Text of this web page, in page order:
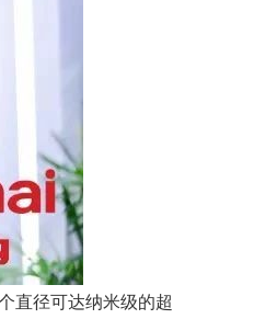
直径可达纳米级的超